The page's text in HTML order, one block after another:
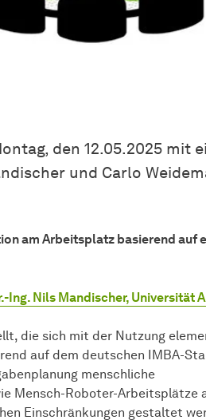
den 12.05.2025 mit
und Carlo
am Arbeitsplatz basierend auf
Ing. Nils Mandischer, Universität
die sich mit der Nutzung
auf dem deutschen IMBA-
menschliche
Mensch-Roboter-Arbeitsplätze
Einschränkungen gestaltet